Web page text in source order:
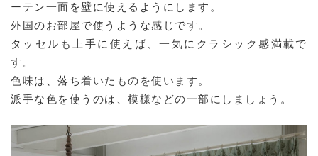
ーテン一面を壁に使えるようにします。
外国のお部屋で使うような感じです。
タッセルも上手に使えば、一気にクラシック感満載で
す。
色味は、落ち着いたものを使います。
派手な色を使うのは、模様などの一部にしましょう。